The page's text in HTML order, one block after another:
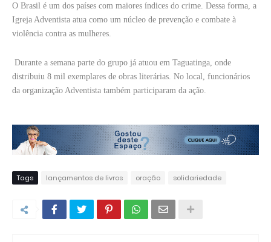
O Brasil é um dos países com maiores índices do crime. Dessa forma, a
Igreja Adventista atua como um núcleo de prevenção e combate à
violência contra as mulheres.
Durante a semana parte do grupo já atuou em Taguatinga, onde
distribuiu 8 mil exemplares de obras literárias. No local, funcionários
da organização Adventista também participaram da ação.
Tags lançamentos de livros oração solidariedade